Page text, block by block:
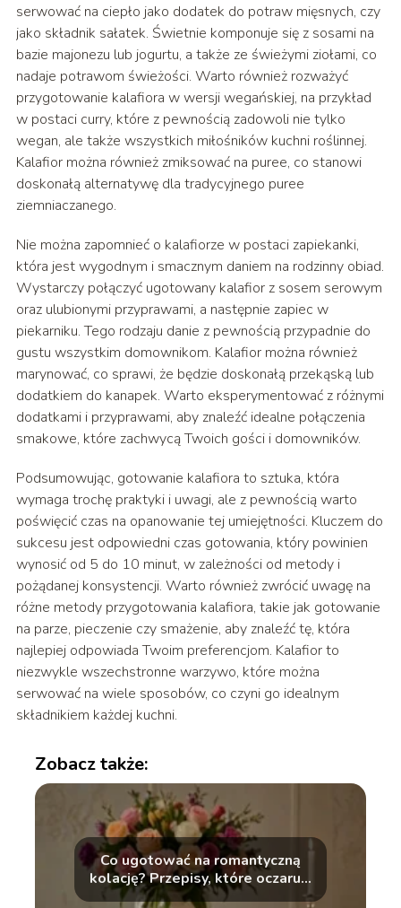
serwować na ciepło jako dodatek do potraw mięsnych, czy
jako składnik sałatek. Świetnie komponuje się z sosami na
bazie majonezu lub jogurtu, a także ze świeżymi ziołami, co
nadaje potrawom świeżości. Warto również rozważyć
przygotowanie kalafiora w wersji wegańskiej, na przykład
w postaci curry, które z pewnością zadowoli nie tylko
wegan, ale także wszystkich miłośników kuchni roślinnej.
Kalafior można również zmiksować na puree, co stanowi
doskonałą alternatywę dla tradycyjnego puree
ziemniaczanego.
Nie można zapomnieć o kalafiorze w postaci zapiekanki,
która jest wygodnym i smacznym daniem na rodzinny obiad.
Wystarczy połączyć ugotowany kalafior z sosem serowym
oraz ulubionymi przyprawami, a następnie zapiec w
piekarniku. Tego rodzaju danie z pewnością przypadnie do
gustu wszystkim domownikom. Kalafior można również
marynować, co sprawi, że będzie doskonałą przekąską lub
dodatkiem do kanapek. Warto eksperymentować z różnymi
dodatkami i przyprawami, aby znaleźć idealne połączenia
smakowe, które zachwycą Twoich gości i domowników.
Podsumowując, gotowanie kalafiora to sztuka, która
wymaga trochę praktyki i uwagi, ale z pewnością warto
poświęcić czas na opanowanie tej umiejętności. Kluczem do
sukcesu jest odpowiedni czas gotowania, który powinien
wynosić od 5 do 10 minut, w zależności od metody i
pożądanej konsystencji. Warto również zwrócić uwagę na
różne metody przygotowania kalafiora, takie jak gotowanie
na parze, pieczenie czy smażenie, aby znaleźć tę, która
najlepiej odpowiada Twoim preferencjom. Kalafior to
niezwykle wszechstronne warzywo, które można
serwować na wiele sposobów, co czyni go idealnym
składnikiem każdej kuchni.
Zobacz także:
Co ugotować na romantyczną
kolację? Przepisy, które oczarują
Twoją drugą połówkę